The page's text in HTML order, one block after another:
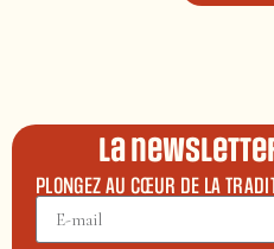
La
PLONGEZ AU CŒUR DE LA